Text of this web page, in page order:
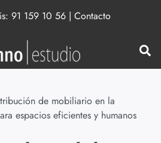
91 159 10 56| Contacto
de mobiliario en la
espacios eficientes y humanos